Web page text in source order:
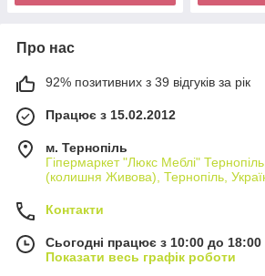
Про нас
92% позитивних з 39 відгуків за рік
Працює з 15.02.2012
м. Тернопіль
Гіпермаркет "Люкс Меблі"
(колишня Живова), Тернопіль,
Контакти
Сьогодні працює з 10:00 до 18:00
Показати весь графік роботи